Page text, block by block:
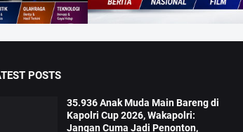
POSTS
35.936 Anak Muda Main Bareng di
Kapolri Cup 2026, Wakapolri:
Jangan Cuma Jadi Penonton,